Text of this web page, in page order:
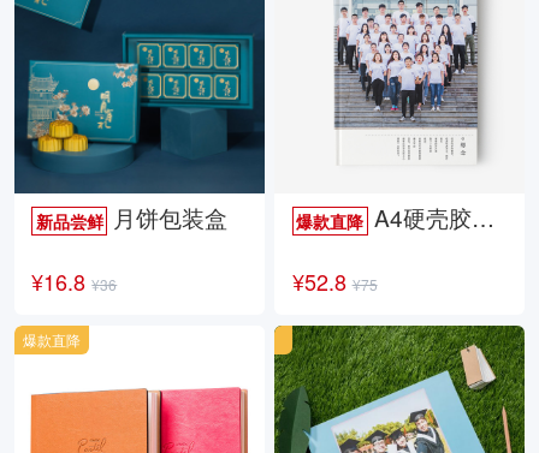
新品尝鲜 月饼包装盒
¥16.8 ¥36
爆款直降A4硬壳胶装照片书34p哑膜
¥52.8 ¥75
爆款直降